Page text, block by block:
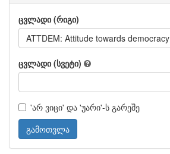
ცვლადი (რიგი)
ATTDEM: Attitude towards democracy
ცვლადი (სვეტი)
'არ ვიცი' და 'უარი'-ს გარეშე
გამოთვლა